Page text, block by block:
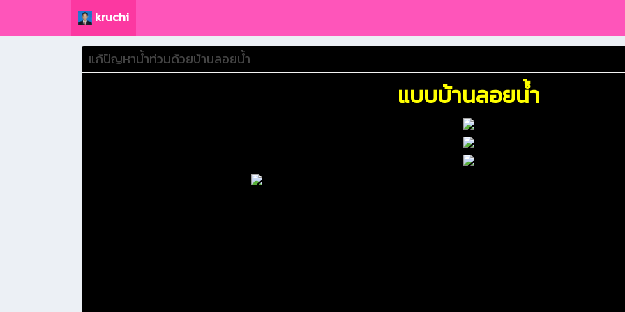
kruchi
แก้ปัญหาน้ำท่วมด้วยบ้านลอยน้ำ
แบบบ้านลอยน้ำ